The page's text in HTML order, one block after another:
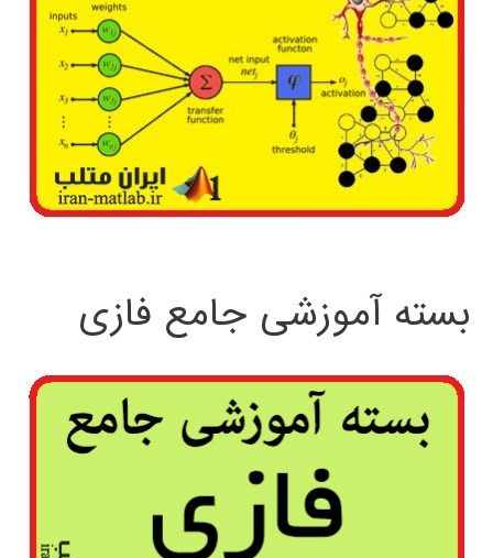
بسته آموزشی جامع فازی